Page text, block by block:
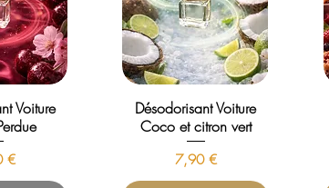
Voiture
€
Désodorisant Voiture
Coco et citron vert
Prix
7,90 €